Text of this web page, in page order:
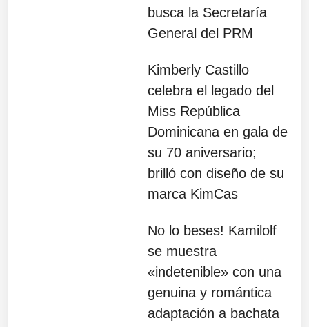
busca la Secretaría
General del PRM
Kimberly Castillo
celebra el legado del
Miss República
Dominicana en gala de
su 70 aniversario;
brilló con diseño de su
marca KimCas
No lo beses! Kamilolf
se muestra
«indetenible» con una
genuina y romántica
adaptación a bachata